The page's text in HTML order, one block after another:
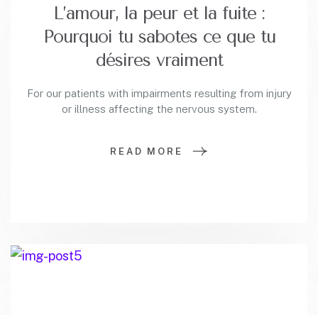
L’amour, la peur et la fuite :
Pourquoi tu sabotes ce que tu
désires vraiment
For our patients with impairments resulting from injury
or illness affecting the nervous system.
READ MORE